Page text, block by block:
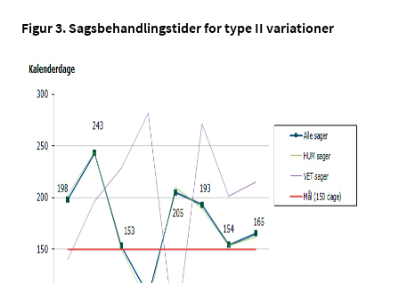
Figur 3. Sagsbehandlingstider for type II variationer